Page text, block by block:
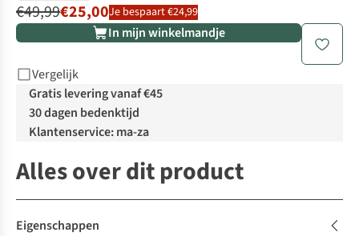
€49,99€25,00Je bespaart €24,99
In mijn winkelmandje
Vergelijk
Gratis levering vanaf €45
30 dagen bedenktijd
Klantenservice: ma-za
Alles over dit product
Eigenschappen